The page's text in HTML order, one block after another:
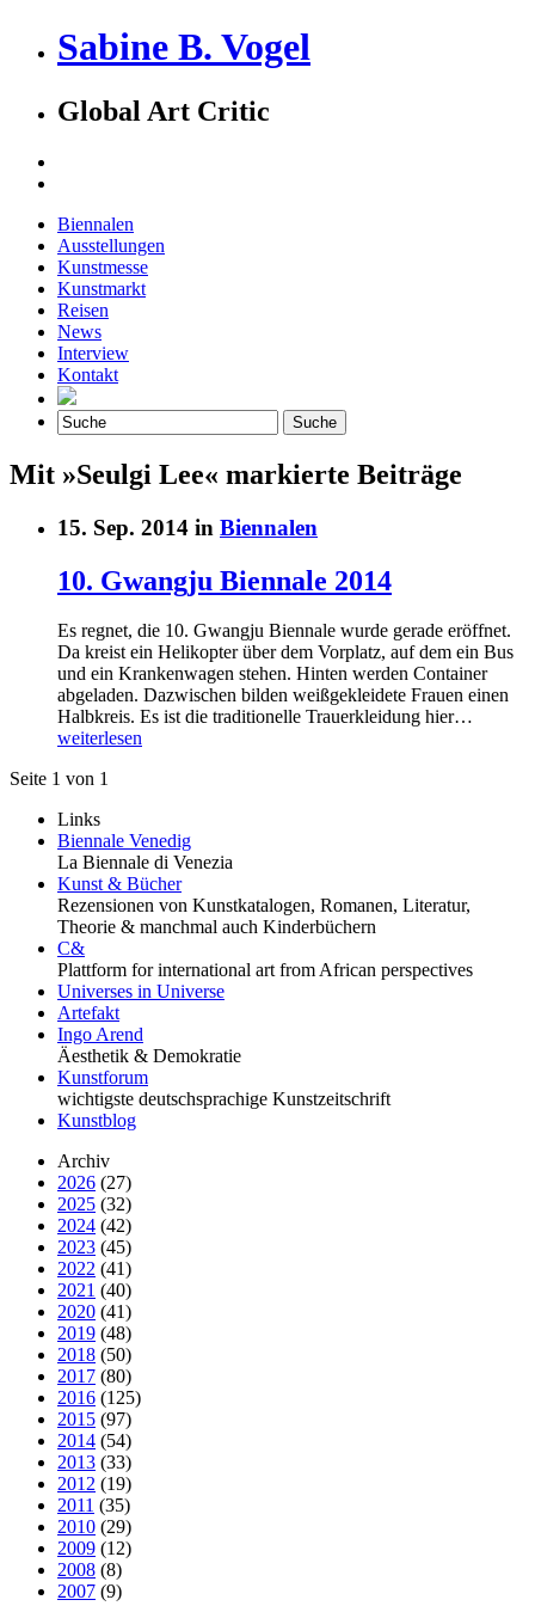
Sabine B. Vogel
Global Art Critic
Biennalen
Ausstellungen
Kunstmesse
Kunstmarkt
Reisen
News
Interview
Kontakt
Mit »Seulgi Lee« markierte Beiträge
15. Sep. 2014 in Biennalen
10. Gwangju Biennale 2014
Es regnet, die 10. Gwangju Biennale wurde gerade eröffnet.
Da kreist ein Helikopter über dem Vorplatz, auf dem ein Bus
und ein Krankenwagen stehen. Hinten werden Container
abgeladen. Dazwischen bilden weißgekleidete Frauen einen
Halbkreis. Es ist die traditionelle Trauerkleidung hier…
weiterlesen
Seite 1 von 1
Links
Biennale Venedig
La Biennale di Venezia
Kunst & Bücher
Rezensionen von Kunstkatalogen, Romanen, Literatur,
Theorie & manchmal auch Kinderbüchern
C&
Plattform for international art from African perspectives
Universes in Universe
Artefakt
Ingo Arend
Äesthetik & Demokratie
Kunstforum
wichtigste deutschsprachige Kunstzeitschrift
Kunstblog
Archiv
2026 (27)
2025 (32)
2024 (42)
2023 (45)
2022 (41)
2021 (40)
2020 (41)
2019 (48)
2018 (50)
2017 (80)
2016 (125)
2015 (97)
2014 (54)
2013 (33)
2012 (19)
2011 (35)
2010 (29)
2009 (12)
2008 (8)
2007 (9)